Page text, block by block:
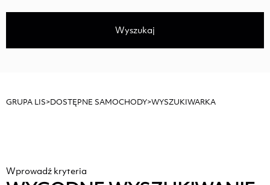
Wyszukaj
GRUPA LIS>DOSTĘPNE SAMOCHODY>WYSZUKIWARKA
Wprowadź kryteria
danych osobowych jest Auto Centrum LIS z
siedzibą w Częstochowska 211, 62-800 Kalisz,
oraz ich poprawiania.”*